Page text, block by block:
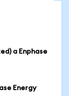
a Enphase
Energy